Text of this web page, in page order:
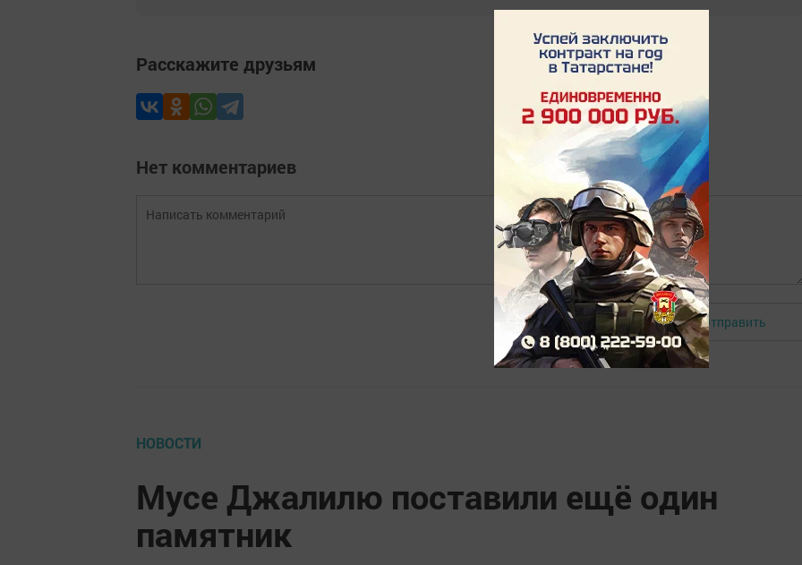
Расскажите друзьям
Нет комментариев
Авторизоваться Отправить
НОВОСТИ
Мусе Джалилю поставили ещё один
памятник